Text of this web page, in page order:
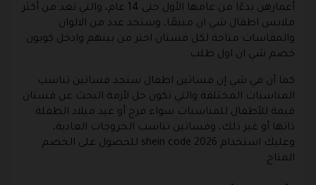
أعمارهن بدءًا من عامها الأول حتى 14 عام، والتي تعد من أكثر
ملابس اطفال شي ان مبيعًا، وستجد عدد من الالوان
والمقاسات متاحة لكل فستان اختر من بينهم وادخل كوبون
خصم شي ان اول طلب.
كما أن في شي إن فساتين اطفال ستجد فساتين تناسب
المناسبات المختلفة والتي تكون حل لأزمة البحث عن فستان
قيمة للأطفال للمناسبات سواء فرح أو عيد ميلاد الطفلة
ذاتها أو غير ذلك، وفساتين تناسب الخروجات العادية،
وعليك استخدام shein code 2026 للحصول على الخصم
المتاح.